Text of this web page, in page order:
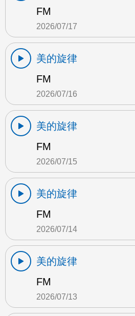
FM
2026/07/17
美的旋律
FM
2026/07/16
美的旋律
FM
2026/07/15
美的旋律
FM
2026/07/14
美的旋律
FM
2026/07/13